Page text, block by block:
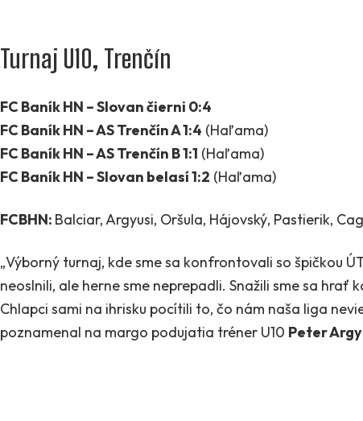
Turnaj U10, Trenčín
FC Baník HN – Slovan čierni 0:4
FC Baník HN – AS Trenčín A 1:4 (Haľama)
FC Baník HN – AS Trenčín B 1:1 (Haľama)
FC Baník HN – Slovan belasí 1:2 (Haľama)
FCBHN: Balciar, Argyusi, Oršula, Hájovský, Pastierik,
„Výborný turnaj, kde sme sa konfrontovali so špičkou
neoslnili, ale herne sme neprepadli. Snažili sme sa
Chlapci sami na ihrisku pocítili to, čo nám naša liga
poznamenal na margo podujatia tréner U10 Peter